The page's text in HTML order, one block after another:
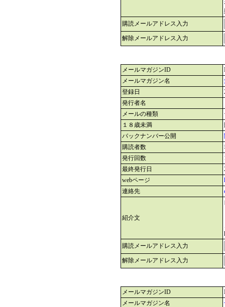
購読メールアドレス入力
解除メールアドレス入力
メールマガジンID
メールマガジン名
登録日
発行者名
メールの種類
１８歳未満
バックナンバー公開
購読者数
発行回数
最終発行日
webページ
連絡先
紹介文
購読メールアドレス入力
解除メールアドレス入力
メールマガジンID
メールマガジン名